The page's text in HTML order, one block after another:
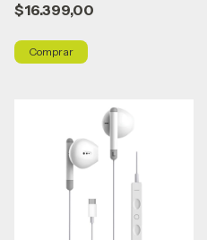
$16.399,00
Comprar